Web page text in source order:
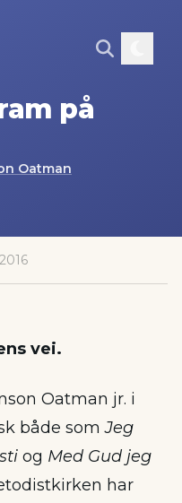
på
Oatman
vei.
Oatman jr. i
både somJeg
og Med Gud jeg
har